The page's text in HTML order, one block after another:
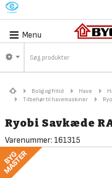
M
Menu
Bolig og fritid Have
Tilbehør til havemaskiner
Ryobi Savkæde
Varenummer: 161315